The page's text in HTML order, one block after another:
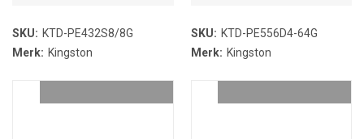
SKU: KTD-PE432S8/8G
Merk: Kingston
SKU: KTD-PE556D4-64G
Merk: Kingston